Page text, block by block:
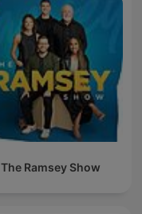
The Ramsey Show